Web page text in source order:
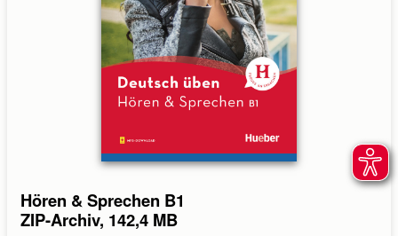
Hören & Sprechen B1
ZIP-Archiv, 142,4 MB